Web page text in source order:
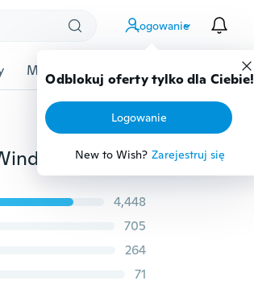
Logowanie
Odblokuj oferty tylko dla Ciebie!
Logowanie
New to Wish? Zarejestruj się
Moda Przybory dziecięce Więcej
9 * 3,5 cala Kot Lady Cats Follow Woman Cute Car Window Decal Naklejka na zderzak Zwierzęta domowe Zabawa 57
4,448
705
264
71